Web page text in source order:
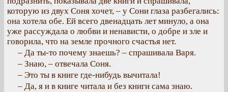
которую из двух Соня хочет, – у Сони глаза разбегались:
она хотела обе. Ей всего двенадцать лет минуло, а она
уже рассуждала о любви и ненависти, о добре и зле и
говорила, что на земле прочного счастья нет.
– Да ты-то почему знаешь? – спрашивала Варя.
– Знаю, – отвечала Соня.
– Это ты в книге где-нибудь вычитала!
– Да, я и в книге читала и без книги сама знаю.